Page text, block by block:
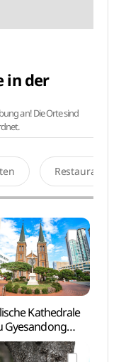
in der
an! Die Orte sind
Restaurants
Kathedrale
Gyesandong
산동성당)